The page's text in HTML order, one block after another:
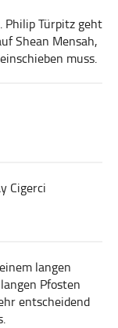
Philip Türpitz geht
Shean Mensah,
muss.
Cigerci
langen
Pfosten
entscheidend